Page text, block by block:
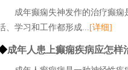
成年癫痫失神发作的治疗癫
、学习和工作都形成... [详细]
成年人患上癫痫疾病应怎样